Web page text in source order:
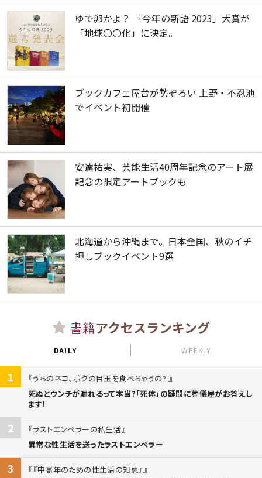
ゆで卵かよ？ 「今年の新語 2023」大賞が
「地球〇〇化」に決定。
ブックカフェ屋台が勢ぞろい 上野・不忍池
でイベント初開催
安達祐実、芸能生活40周年記念のアート展
記念の限定アートブックも
北海道から沖縄まで。日本全国、秋のイチ
押しブックイベント9選
書籍アクセスランキング
DAILY WEEKLY
1
うちのネコ、ボクの目玉を食べちゃうの?
死ぬとウンチが漏れるって本当?「死体」の疑問に葬儀屋がお答えし
ます!
2
ラストエンペラーの私生活
異常な性生活を送ったラストエンペラー
3
『中高年のための性生活の知恵』